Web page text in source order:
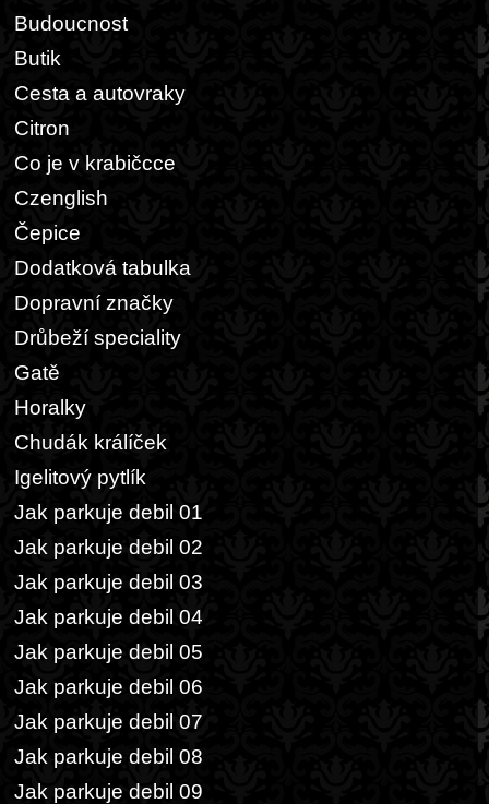
Budoucnost
Butik
Cesta a autovraky
Citron
Co je v krabičcce
Czenglish
Čepice
Dodatková tabulka
Dopravní značky
Drůbeží speciality
Gatě
Horalky
Chudák králíček
Igelitový pytlík
Jak parkuje debil 01
Jak parkuje debil 02
Jak parkuje debil 03
Jak parkuje debil 04
Jak parkuje debil 05
Jak parkuje debil 06
Jak parkuje debil 07
Jak parkuje debil 08
Jak parkuje debil 09